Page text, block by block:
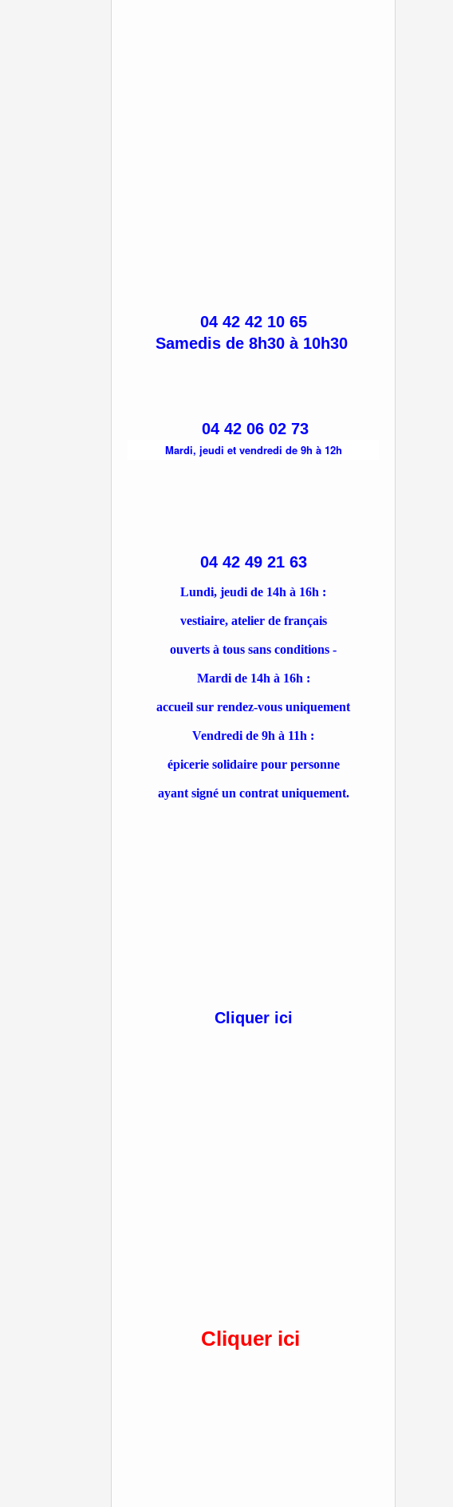
04 42 42 10 65
Samedis de 8h30 à 10h30
04 42 06 02 73
Mardi, jeudi et vendredi de 9h à 12h
04 42 49 21 63
Lundi, jeudi de 14h à 16h :
vestiaire, atelier de français
ouverts à tous sans conditions -
Mardi de 14h à 16h :
accueil sur rendez-vous uniquement
Vendredi de 9h à 11h :
épicerie solidaire pour personne
ayant signé un contrat uniquement.
Cliquer ici
Cliquer ici